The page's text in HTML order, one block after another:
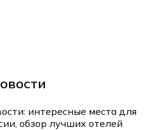
интересные места для
обзор лучших отелей